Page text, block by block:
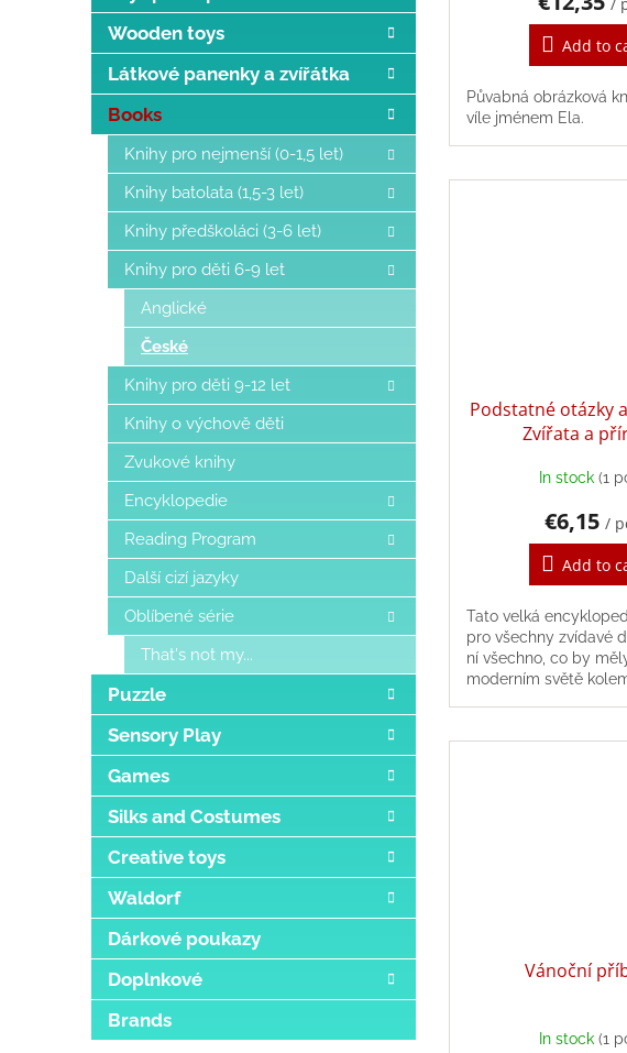
Wooden toys
Látkové panenky a zvířátka
Books
Knihy pro nejmenší (0-1,5 let)
Knihy batolata (1,5-3 let)
Knihy předškoláci (3-6 let)
Knihy pro děti 6-9 let
Anglické
České
Knihy pro děti 9-12 let
Knihy o výchově děti
Zvukové knihy
Encyklopedie
Reading Program
Další cizí jazyky
Oblíbené série
That's not my...
Puzzle
Sensory Play
Games
Silks and Costumes
Creative toys
Waldorf
Dárkové poukazy
Doplnkové
Brands
Add to
Půvabná obrázková
víle jménem Ela.
Podstatné otázky
Zvířata a
In stock(1
€6,15 /
Add to
Tato velká
pro všechny zvídavé
ní všechno, co by
moderním světě
Vánoční
In stock(1